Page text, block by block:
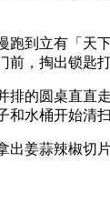
跑到立有「天
，掏出锁匙打
排的圆桌直直
水桶开始清扫
出姜蒜辣椒切